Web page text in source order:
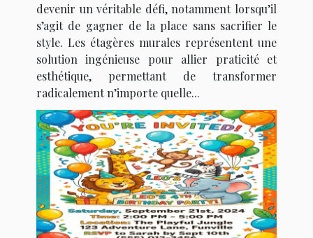
devenir un véritable défi, notamment lorsqu’il
s’agit de gagner de la place sans sacrifier le
style. Les étagères murales représentent une
solution ingénieuse pour allier praticité et
esthétique, permettant de transformer
radicalement n’importe quelle...